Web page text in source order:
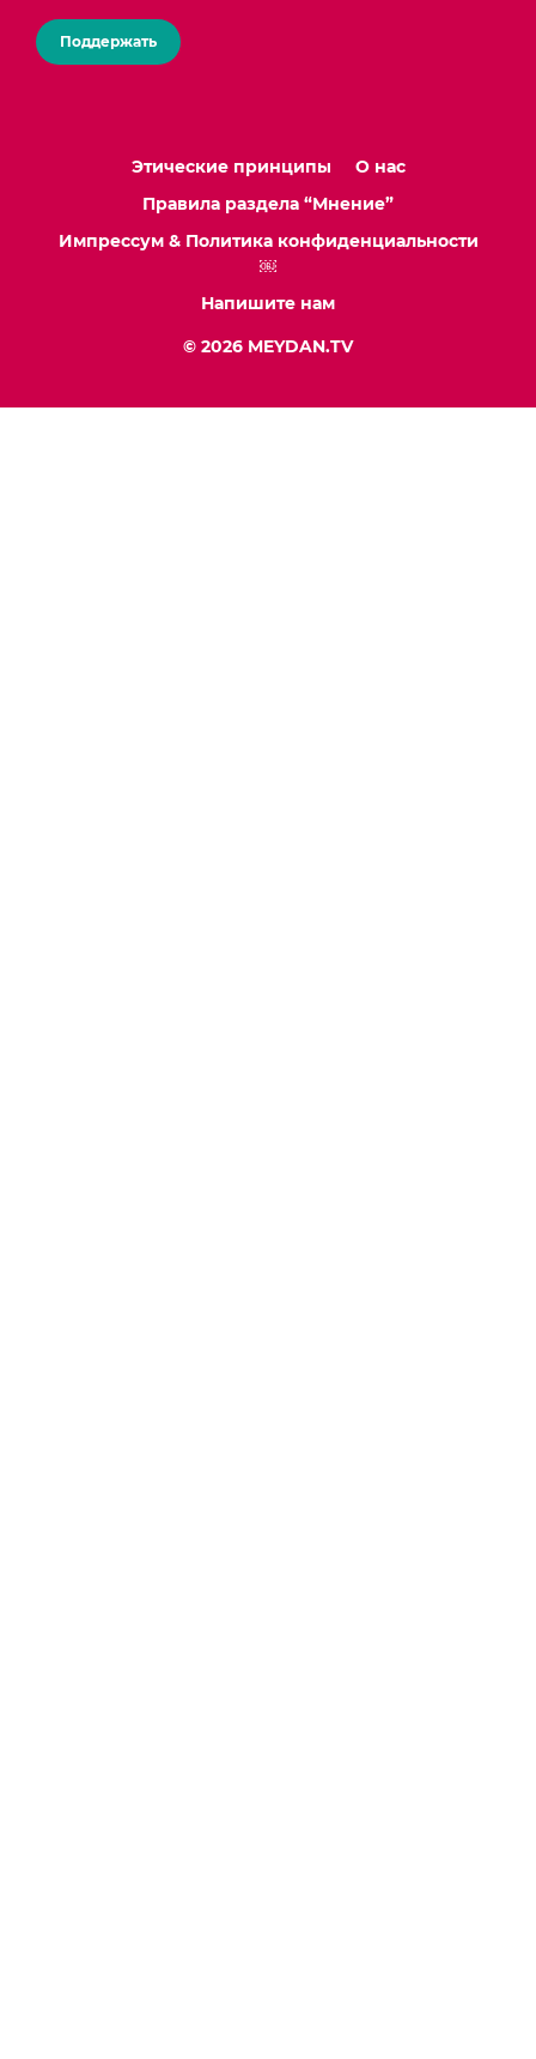
Поддержать
Этические принципы
О нас
Правила раздела “Мнение”
Импрессум & Политика конфиденциальности
￼
Напишите нам
© 2026 MEYDAN.TV